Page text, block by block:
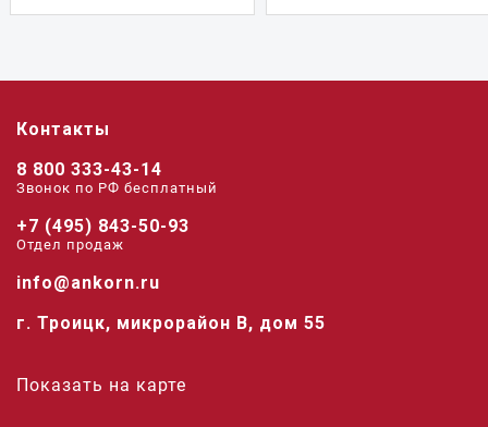
Контакты
8 800 333-43-14
Звонок по РФ беcплатный
+7 (495) 843-50-93
Отдел продаж
info@ankorn.ru
г. Троицк, микрорайон В, дом 55
Показать на карте